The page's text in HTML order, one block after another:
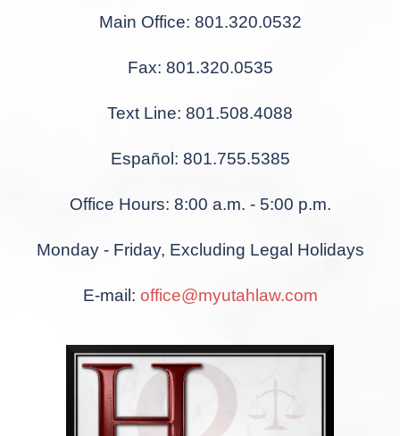
Main Office: 801.320.0532
Fax: 801.320.0535
Text Line: 801.508.4088
Español: 801.755.5385
Office Hours: 8:00 a.m. - 5:00 p.m.
Monday - Friday, Excluding Legal Holidays
E-mail: office@myutahlaw.com